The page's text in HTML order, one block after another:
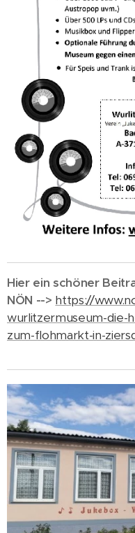
Hier ein schöner
NÖN --> https://
wurlitzermuseum-die-
zum-flohmarkt-in-